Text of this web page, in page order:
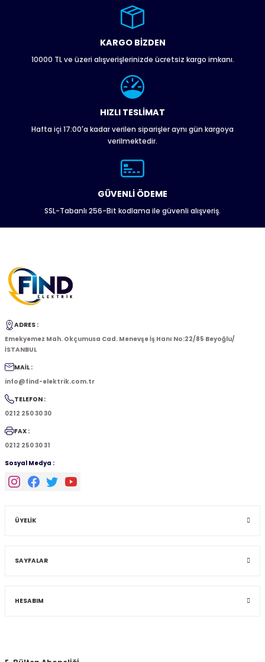
Ürün açıklamasında eksik bilgiler bulunuyor.
Ürün bilgilerinde hatalar bulunuyor.
Ürün fiyatı diğer sitelerden daha pahalı.
Bu ürüne benzer farklı alternatifler olmalı.
Gönder
KARGO BİZDEN
10000 TL ve üzeri alışverişlerinizde ücretsiz kargo imkanı.
HIZLI TESLİMAT
Hafta içi 17:00'a kadar verilen siparişler aynı gün kargoya
verilmektedir.
GÜVENLİ ÖDEME
SSL-Tabanlı 256-Bit kodlama ile güvenli alışveriş.
ADRES :
Emekyemez Mah. Okçumusa Cad. Menevşe İş Hanı No:22/85 Beyoğlu/
İSTANBUL
MAİL :
info@find-elektrik.com.tr
TELEFON :
0212 250 30 30
FAX :
0212 250 30 31
Sosyal Medya :
ÜYELİK
SAYFALAR
HESABIM